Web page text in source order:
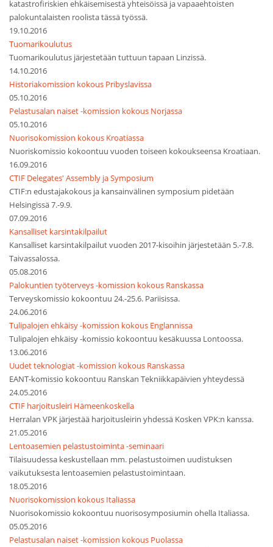
katastrofiriskien ehkäisemisestä yhteisöissä ja vapaaehtoisten
palokuntalaisten roolista tässä työssä.
19.10.2016
Tuomarikoulutus
Tuomarikoulutus järjestetään tuttuun tapaan Linzissä.
14.10.2016
Historiakomission kokous Pribyslavissa
05.10.2016
Pelastusalan naiset -komission kokous Norjassa
05.10.2016
Nuorisokomission kokous Kroatiassa
Nuoriskomissio kokoontuu vuoden toiseen kokoukseensa Kroatiaan.
16.09.2016
CTIF Delegates' Assembly ja Symposium
CTIF:n edustajakokous ja kansainvälinen symposium pidetään
Helsingissä 7.-9.9.
07.09.2016
Kansalliset karsintakilpailut
Kansalliset karsintakilpailut vuoden 2017-kisoihin järjestetään 5.-7.8.
Taivassalossa.
05.08.2016
Palokuntien työterveys -komission kokous Ranskassa
Terveyskomissio kokoontuu 24.-25.6. Pariisissa.
24.06.2016
Tulipalojen ehkäisy -komission kokous Englannissa
Tulipalojen ehkäisy -komissio kokoontuu kesäkuussa Lontoossa.
13.06.2016
Uudet teknologiat -komission kokous Ranskassa
EANT-komissio kokoontuu Ranskan Tekniikkapäivien yhteydessä
24.05.2016
CTIF harjoitusleiri Hämeenkoskella
Herralan VPK järjestää harjoitusleirin yhdessä Kosken VPK:n kanssa.
21.05.2016
Lentoasemien pelastustoiminta -seminaari
Tilaisuudessa keskustellaan mm. pelastustoimen uudistuksen
vaikutuksesta lentoasemien pelastustoimintaan.
18.05.2016
Nuorisokomission kokous Italiassa
Nuorisokomissio kokoontuu nuorisosymposiumin ohella Italiassa.
05.05.2016
Pelastusalan naiset -komission kokous Puolassa